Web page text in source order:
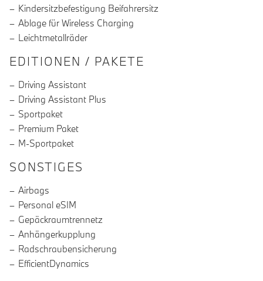
Kindersitzbefestigung Beifahrersitz
Ablage für Wireless Charging
Leichtmetallräder
EDITIONEN / PAKETE
Driving Assistant
Driving Assistant Plus
Sportpaket
Premium Paket
M-Sportpaket
SONSTIGES
Airbags
Personal eSIM
Gepäckraumtrennetz
Anhängerkupplung
Radschraubensicherung
EfficientDynamics